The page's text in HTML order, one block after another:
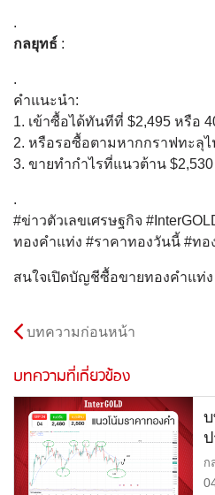
.
กลยุทธ์ :
.
คำแนะนำ:
1. เข้าซื้อได้ทันทีที่ $2,495 หรือ
2. หรือรอซื้อตามหากกราฟทะลุไ
3. ขายทำกำไรที่แนวต้าน
.
#ข่าวตัวเลขเศรษฐกิจ
ทองคำแท่ง #ราคาทองวันนี้ #ทอ
สนใจเปิดบัญชีซื้อขายทองคำแท่ง
บทความก่อนหน้า
บทความที่เกี่ยวข้อง
ก
ต้